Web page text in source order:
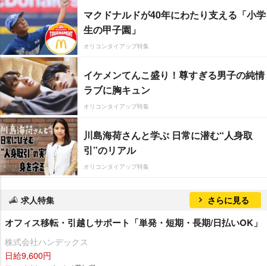
マクドナルドが40年にわたり支える「小学
生の甲子園」
オリコンタイアップ特集
イケメンてんこ盛り！尊すぎる男子の純情
ラブに胸キュン
オリコンタイアップ特集
川島海荷さんと学ぶ 日常に潜む“人身取
引”のリアル
オリコンタイアップ特集
求人特集 さらに見る
オフィス移転・引越しサポート「単発・短期・長期/日払いOK」
株式会社ハンデックス
日給9,600円